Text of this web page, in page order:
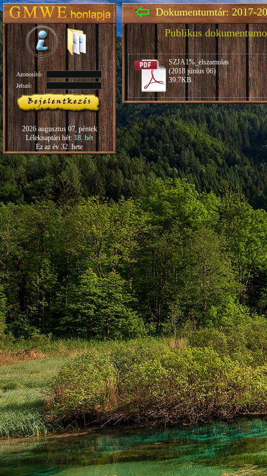
Azonosító:
Jelszó:
2026 augusztus 07, péntek
Léleknaptári hét:18. hét
Ez az év 32. hete
Dokumentumtár: 2017-
Publikus
SZJA1%_elszamolas
(2018 június 06)
39.7KB